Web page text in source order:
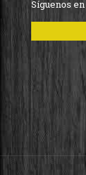
Síguenos